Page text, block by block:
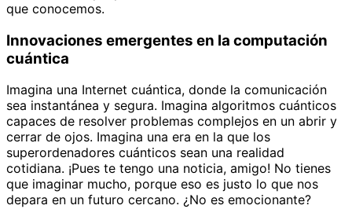
que conocemos.
Innovaciones emergentes en la computación
cuántica
Imagina una Internet cuántica, donde la comunicación
sea instantánea y segura. Imagina algoritmos cuánticos
capaces de resolver problemas complejos en un abrir y
cerrar de ojos. Imagina una era en la que los
superordenadores cuánticos sean una realidad
cotidiana. ¡Pues te tengo una noticia, amigo! No tienes
que imaginar mucho, porque eso es justo lo que nos
depara en un futuro cercano. ¿No es emocionante?